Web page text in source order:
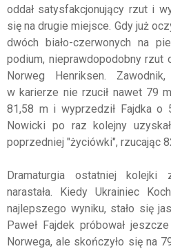
oddał satysfakcjonujący rzut i
się na drugie miejsce. Gdy już
dwóch biało-czerwonych na
podium, nieprawdopodobny rzut
Norweg Henriksen.
w karierze nie rzucił nawet 79
81,58 m i wyprzedził Fajdka o
Nowicki po raz kolejny
poprzedniej "życiówki", rzucając
Dramaturgia ostatniej kolejki
narastała. Kiedy Ukrainiec
najlepszego wyniku, stało się
Paweł Fajdek próbował
Norwega, ale skończyło się na